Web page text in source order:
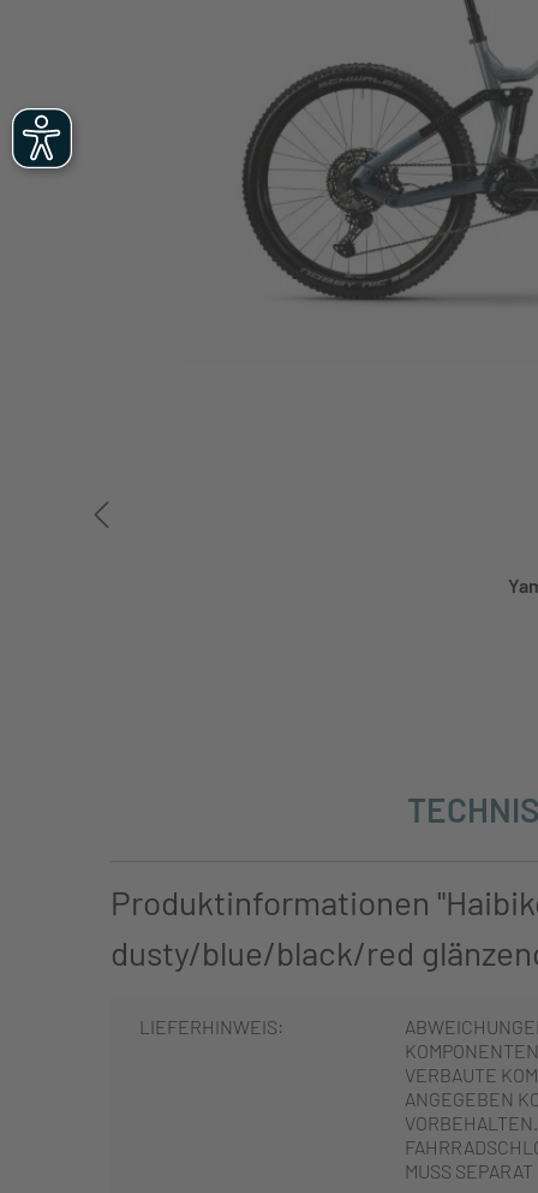
Produktinformationen
dusty/blue/black/red
LIEFERHINWEIS:
VERBAUTE
ANGEGEBEN
MUSS